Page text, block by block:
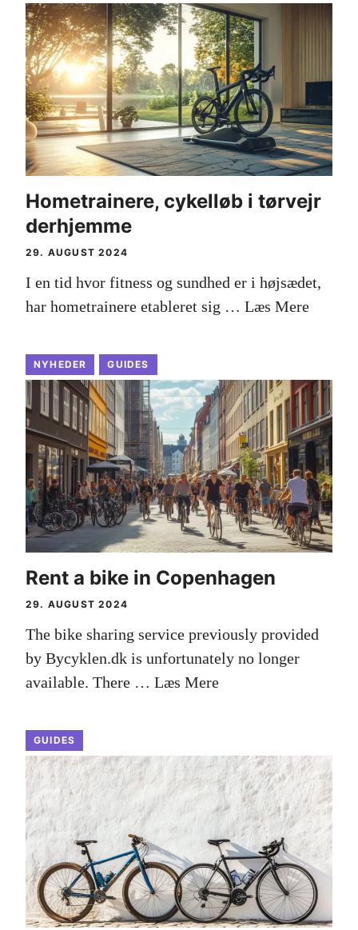
Hometrainere, cykelløb i tørvejr
derhjemme
29. AUGUST 2024
I en tid hvor fitness og sundhed er i højsædet,
har hometrainere etableret sig … Læs Mere
NYHEDER GUIDES
Rent a bike in Copenhagen
29. AUGUST 2024
The bike sharing service previously provided
by Bycyklen.dk is unfortunately no longer
available. There … Læs Mere
GUIDES